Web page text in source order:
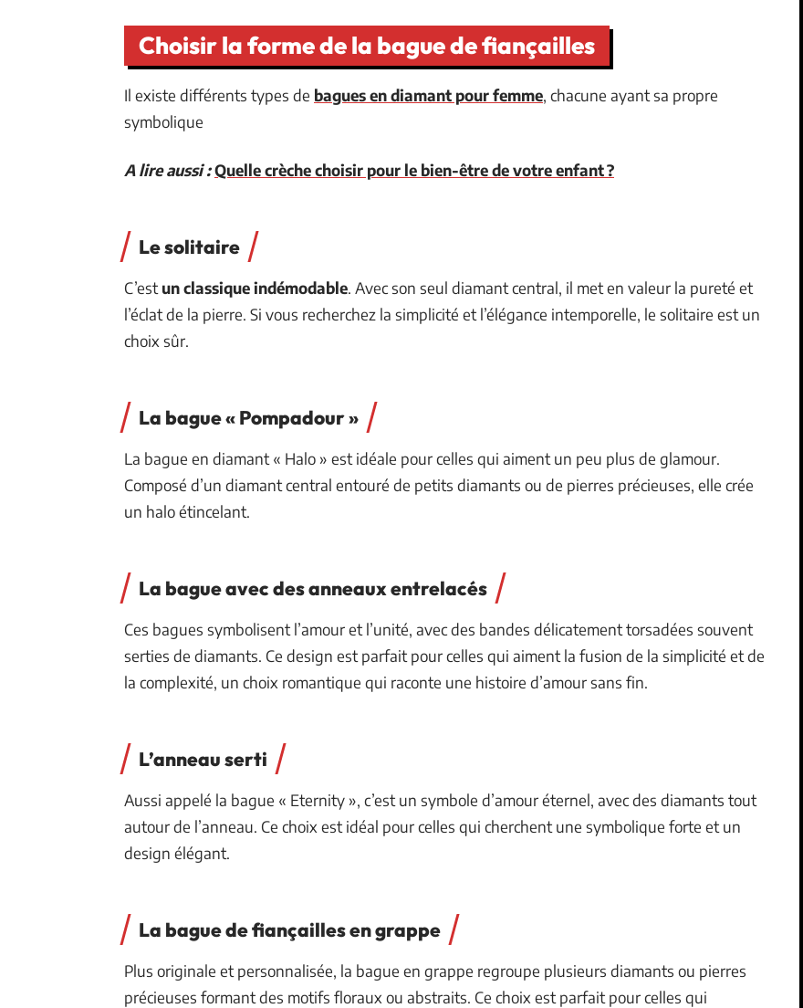
Choisir la forme de la bague de fiançailles
Il existe différents types de bagues en diamant pour femme, chacune ayant sa propre
symbolique
A lire aussi :Quelle crèche choisir pour le bien-être de votre enfant ?
Le solitaire
C’est un classique indémodable. Avec son seul diamant central, il met en valeur la pureté et
l’éclat de la pierre. Si vous recherchez la simplicité et l’élégance intemporelle, le solitaire est un
choix sûr.
La bague « Pompadour »
La bague en diamant « Halo » est idéale pour celles qui aiment un peu plus de glamour.
Composé d’un diamant central entouré de petits diamants ou de pierres précieuses, elle crée
un halo étincelant.
La bague avec des anneaux entrelacés
Ces bagues symbolisent l’amour et l’unité, avec des bandes délicatement torsadées souvent
serties de diamants. Ce design est parfait pour celles qui aiment la fusion de la simplicité et de
la complexité, un choix romantique qui raconte une histoire d’amour sans fin.
L’anneau serti
Aussi appelé la bague « Eternity », c’est un symbole d’amour éternel, avec des diamants tout
autour de l’anneau. Ce choix est idéal pour celles qui cherchent une symbolique forte et un
design élégant.
La bague de fiançailles en grappe
Plus originale et personnalisée, la bague en grappe regroupe plusieurs diamants ou pierres
précieuses formant des motifs floraux ou abstraits. Ce choix est parfait pour celles qui